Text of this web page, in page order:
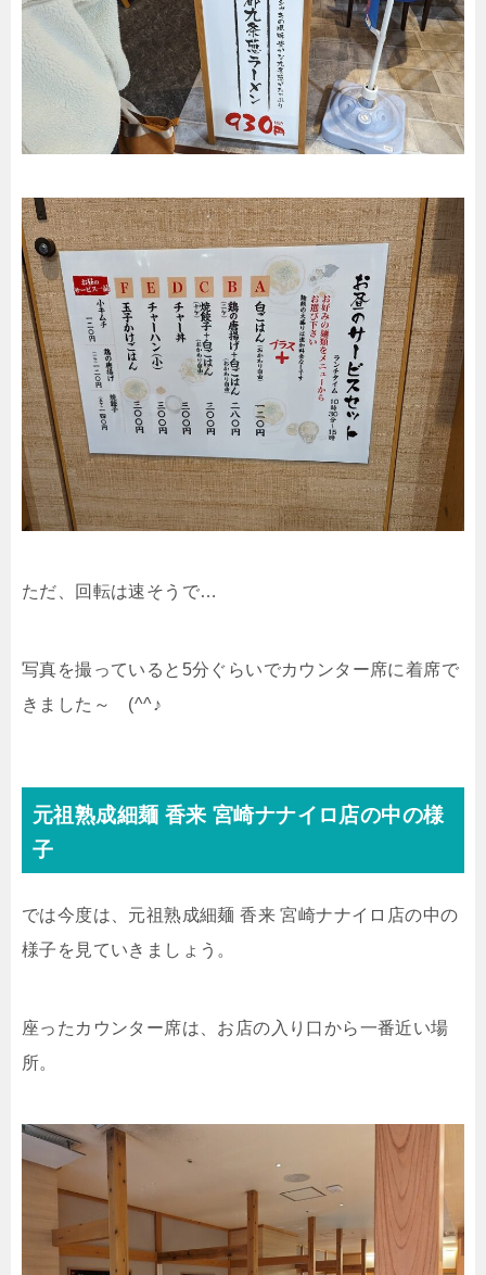
ただ、回転は速そうで…
写真を撮っていると5分ぐらいでカウンター席に着席で
きました～ (^^♪
元祖熟成細麺 香来 宮崎ナナイロ店の中の様
子
では今度は、元祖熟成細麺 香来 宮崎ナナイロ店の中の
様子を見ていきましょう。
座ったカウンター席は、お店の入り口から一番近い場
所。